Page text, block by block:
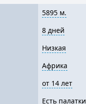
5895 м.
8 дней
Низкая
Африка
от 14 лет
Есть палатки